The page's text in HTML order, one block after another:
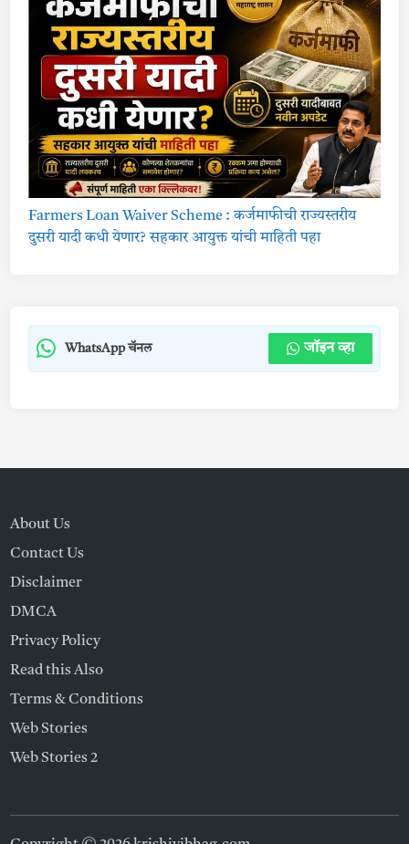
Farmers Loan Waiver Scheme : कर्जमाफीची राज्यस्तरीय
दुसरी यादी कधी येणार? सहकार आयुक्त यांची माहिती पहा
WhatsApp चॅनल जॉइन व्हा
About Us
Contact Us
Disclaimer
DMCA
Privacy Policy
Read this Also
Terms & Conditions
Web Stories
Web Stories 2